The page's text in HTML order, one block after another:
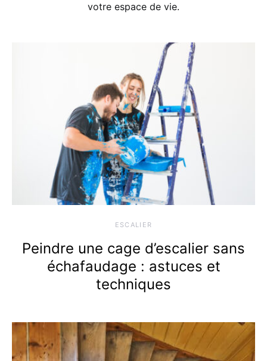
votre espace de vie.
ESCALIER
Peindre une cage d’escalier sans
échafaudage : astuces et
techniques